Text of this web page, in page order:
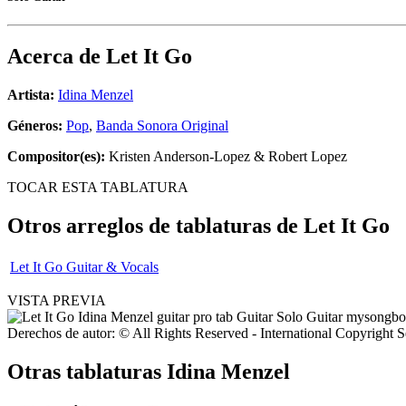
Acerca de Let It Go
Artista: Idina Menzel
Géneros: Pop, Banda Sonora Original
Compositor(es): Kristen Anderson-Lopez & Robert Lopez
TOCAR ESTA TABLATURA
Otros arreglos de tablaturas de Let It Go
Let It Go Guitar & Vocals
VISTA PREVIA
Derechos de autor: © All Rights Reserved - International Copyright
Otras tablaturas Idina Menzel